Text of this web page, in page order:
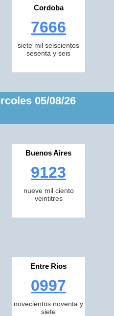
Cordoba
7666
siete mil seiscientos
sesenta y seis
05/08/26
Buenos Aires
9123
nueve mil ciento
veintitres
Entre Rios
0997
novecientos noventa y
siete